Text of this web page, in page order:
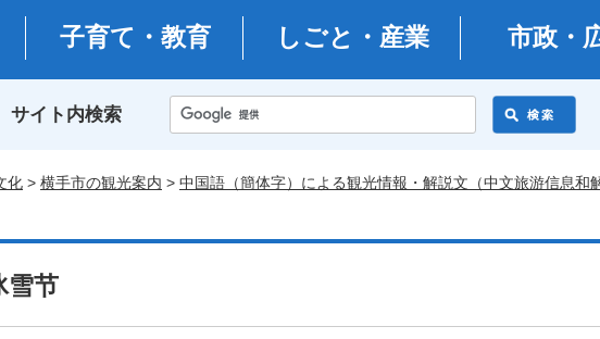
子育て・教育 しごと・産業 市政・
サイト内検索
化 > 横手市の観光案内 > 中国語（簡体字）による観光情報・解説文（中文旅游信息和
雪节